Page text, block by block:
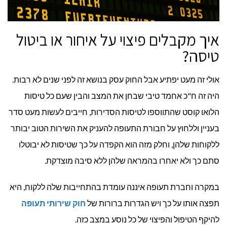
איך מקבלים פיצוי על איחור או ביטול
טיסה?
אולי זה מעט יפתיע אבל החוק עסק בנושא זה לפני שנים לא רבות.
היה זה ח"כ אחמד טיבי שבחן את המצב והבין שעם כל טיסות
הלואו קוסט שהתווספו לטיסות הסדירות, חייבים לעשות מעט סדר
בעניין וללחוץ על חבורת התעופה להעניק את השירות הטוב יבותר
ללקוחות שלהן, וחלק מזה הוא הקפדה על כך שטיסות לא יבוטלו
סתם כך ולא יאחרו בהמראה שלהן ללא סיבה מוצדקת.
במקרה וחברת תעופה איננה עומדת בהתחייבות שלה ללקוח, היא
תפצה אותו על כך ויש הגדרות ברורות של חוק שירותי תעופה
להיקף הטיפול והפיצוי של כל נוסע במצב כזה.